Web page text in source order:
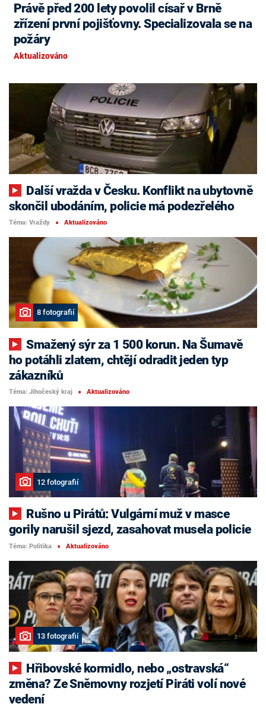
Právě před 200 lety povolil císař v Brně
zřízení první pojišťovny. Specializovala se na
požáry
Aktualizováno
skončil ubodáním, policie má podezřelého
Téma: Vraždy ■ Aktualizováno
8 fotografií
Smažený sýr za 1 500 korun. Na Šumavě
ho potáhli zlatem, chtějí odradit jeden typ
zákazníků
Téma: Jihočeský kraj ■ Aktualizováno
12 fotografií
gorily narušil sjezd, zasahovat musela policie
Téma: Politika ■ Aktualizováno
13 fotografií
změna? Ze Sněmovny rozjetí Piráti volí nové
vedení